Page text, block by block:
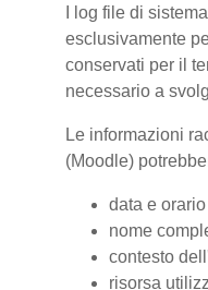
I log file di
esclusivamente
conservati per il
necessario a
Le informazioni
(Moodle)
data e
nome
contesto
risorsa